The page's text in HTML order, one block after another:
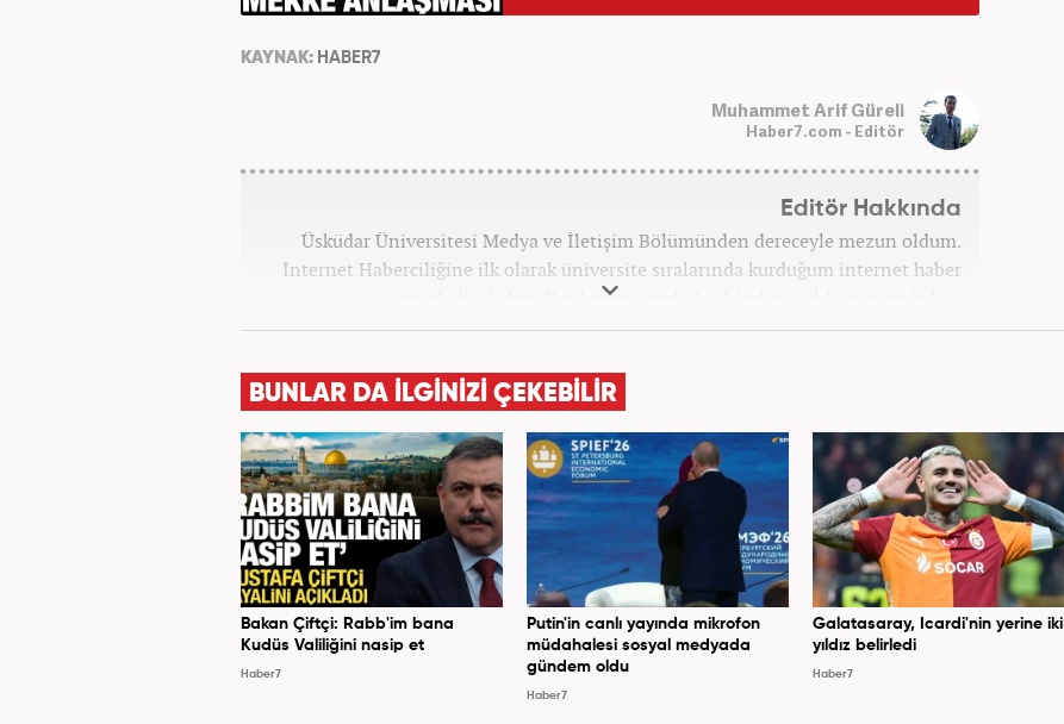
KAYNAK: HABER7
Muhammet Arif Güreli
Haber7.com - Editör
Editör Hakkında
Üsküdar Üniversitesi Medya ve İletişim Bölümünden dereceyle mezun oldum.
İnternet Haberciliğine ilk olarak üniversite sıralarında kurduğum internet haber
sitesiyle başladım. Kurduğum sitede 1 yıl kadar sağlık, spor ve kültür
kategorilerinde röportaj, özel haber ve analiz yazıları yazdım. 2022 yılından bu
olmak üzere çok sayıda haber, grafik ve video hazırladım. Kariyerime Haber7'de
gündem editörü olarak devam etmekteyim.
BUNLAR DA İLGİNİZİ ÇEKEBİLİR
Bakan Çiftçi: Rabb'im bana
Kudüs Valiliğini nasip et
Haber7
Putin'in canlı yayında mikrofon
müdahalesi sosyal medyada
gündem oldu
Haber7
Galatasaray, Icardi'nin yerine iki
yıldız belirledi
Haber7